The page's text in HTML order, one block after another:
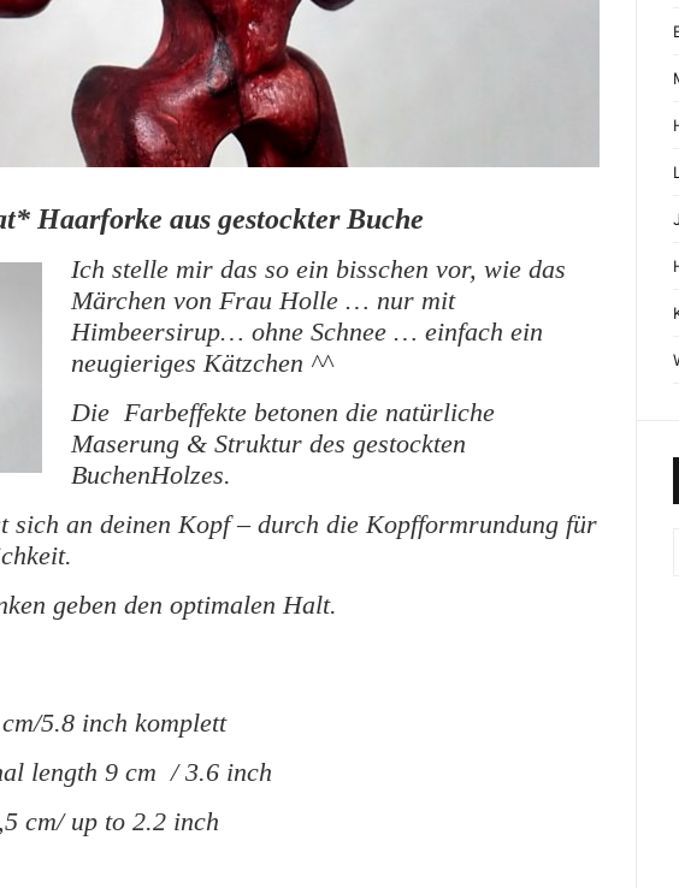
Haarforke aus gestockter Buche
Ich stelle mir das so ein bisschen vor, wie das
Märchen von Frau Holle … nur mit
Himbeersirup… ohne Schnee … einfach ein
neugieriges Kätzchen ^^
Die Farbeffekte betonen die natürliche
Maserung & Struktur des gestockten
BuchenHolzes.
sich an deinen Kopf – durch die Kopfformrundung für
geben den optimalen Halt.
cm/5.8 inch komplett
length 9 cm / 3.6 inch
cm/ up to 2.2 inch